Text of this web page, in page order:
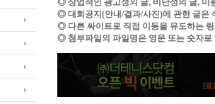
◎ 상업적인 광고성의 글, 비난성의 글, 미
◎ 대회공지(안내/결과/사진)에 관한 글은
◎ 다른 싸이트로 직접 이동을 유도하는
◎ 첨부파일의 파일명은 영문 또는 숫자로